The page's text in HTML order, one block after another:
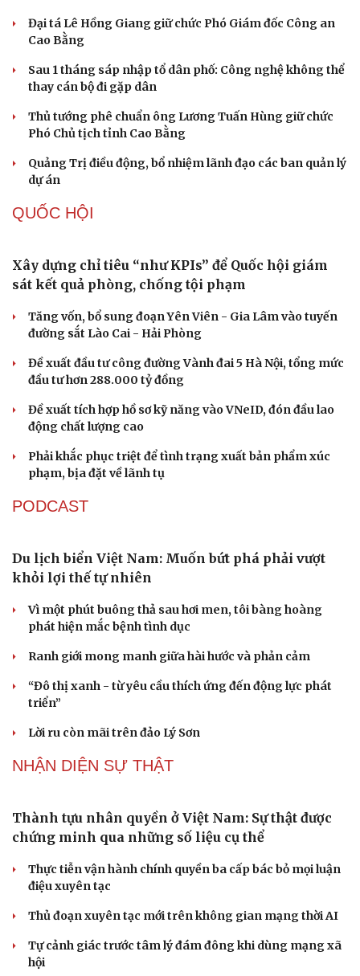
Du lịch
Tư vấn
check-in
Podcast
Câu chuyện thời sự
Cửa sổ tình yêu
Hạt giống tâm hồn
Đại tá Lê Hồng Giang giữ chức Phó Giám đốc Công an
Cao Bằng
Sau 1 tháng sáp nhập tổ dân phố: Công nghệ không thể
thay cán bộ đi gặp dân
Thủ tướng phê chuẩn ông Lương Tuấn Hùng giữ chức
Phó Chủ tịch tỉnh Cao Bằng
Quảng Trị điều động, bổ nhiệm lãnh đạo các ban quản lý
dự án
QUỐC HỘI
Xây dựng chỉ tiêu “như KPIs” để Quốc hội giám
sát kết quả phòng, chống tội phạm
Tăng vốn, bổ sung đoạn Yên Viên - Gia Lâm vào tuyến
đường sắt Lào Cai - Hải Phòng
Đề xuất đầu tư công đường Vành đai 5 Hà Nội, tổng mức
đầu tư hơn 288.000 tỷ đồng
Đề xuất tích hợp hồ sơ kỹ năng vào VNeID, đón đầu lao
động chất lượng cao
Phải khắc phục triệt để tình trạng xuất bản phẩm xúc
phạm, bịa đặt về lãnh tụ
PODCAST
Du lịch biển Việt Nam: Muốn bứt phá phải vượt
khỏi lợi thế tự nhiên
Vì một phút buông thả sau hơi men, tôi bàng hoàng
phát hiện mắc bệnh tình dục
Ranh giới mong manh giữa hài hước và phản cảm
“Đô thị xanh - từ yêu cầu thích ứng đến động lực phát
triển”
Lời ru còn mãi trên đảo Lý Sơn
NHẬN DIỆN SỰ THẬT
Thành tựu nhân quyền ở Việt Nam: Sự thật được
chứng minh qua những số liệu cụ thể
Thực tiễn vận hành chính quyền ba cấp bác bỏ mọi luận
điệu xuyên tạc
Thủ đoạn xuyên tạc mới trên không gian mạng thời AI
Tự cảnh giác trước tâm lý đám đông khi dùng mạng xã
hội